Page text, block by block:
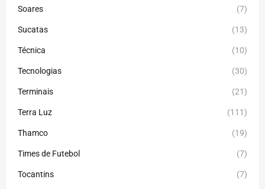
Soares (7)
Sucatas (13)
Técnica (10)
Tecnologias (30)
Terminais (21)
Terra Luz (111)
Thamco (19)
Times de Futebol (7)
Tocantins (7)